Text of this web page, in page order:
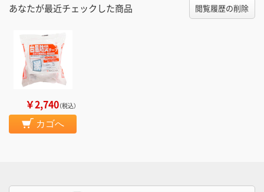
あなたが最近チェックした商品 閲覧履歴の削除
￥2,740（税込）
カゴへ